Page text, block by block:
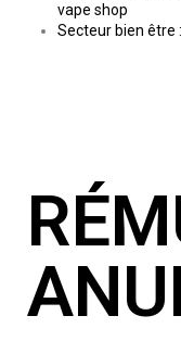
vape shop
Secteur bien être